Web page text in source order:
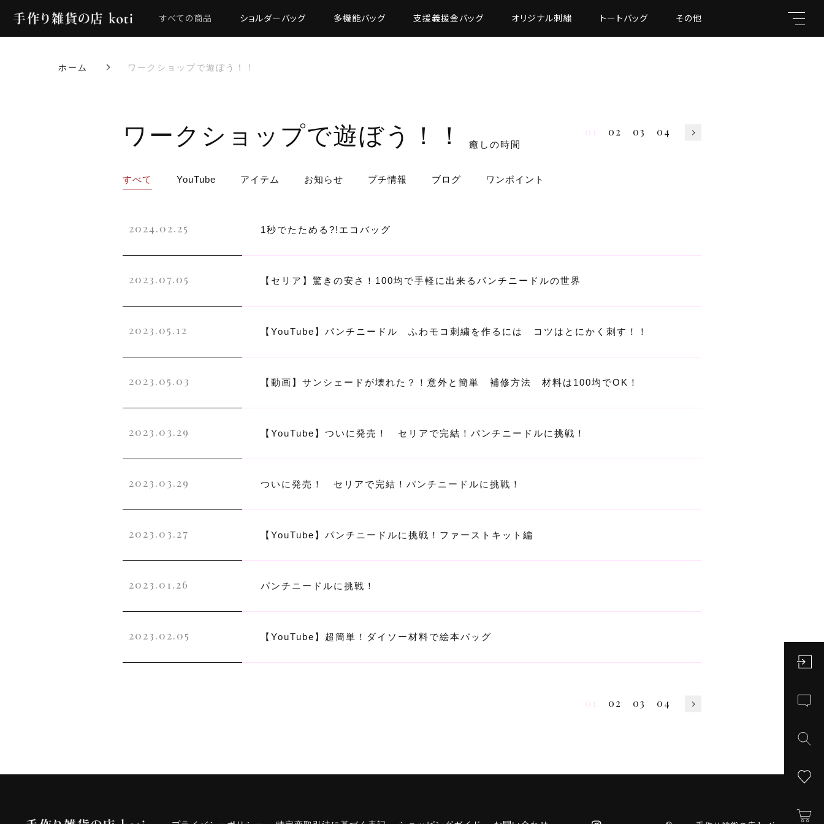
すべての商品 ショルダーバッグ 多機能バッグ 支援義援金バッグ オリジナル刺繍 トートバッグ その他
ホーム ワークショップで遊ぼう！！
ワークショップで遊ぼう！！ 癒しの時間
すべて YouTube アイテム お知らせ プチ情報 ブログ ワンポイント
01 02 03 04
2024.02.25 1秒でたためる?!エコバッグ
2023.07.05 【セリア】驚きの安さ！100均で手軽に出来るパンチニードルの世界
2023.05.12 【YouTube】パンチニードル ふわモコ刺繍を作るには コツはとにかく刺す！！
2023.05.03 【動画】サンシェードが壊れた？！意外と簡単 補修方法 材料は100均でOK！
2023.03.29 【YouTube】ついに発売！ セリアで完結！パンチニードルに挑戦！
2023.03.29 ついに発売！ セリアで完結！パンチニードルに挑戦！
2023.03.27 【YouTube】パンチニードルに挑戦！ファーストキット編
2023.01.26 パンチニードルに挑戦！
2023.02.05 【YouTube】超簡単！ダイソー材料で絵本バッグ
01 02 03 04
子カテゴリ